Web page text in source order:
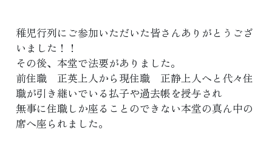
稚児行列にご参加いただいた皆さんありがとうござ
いました！！
その後、本堂で法要がありました。
前住職 正英上人から現住職 正静上人へと代々住
職が引き継いでいる払子や過去帳を授与され
無事に住職しか座ることのできない本堂の真ん中の
席へ座られました。